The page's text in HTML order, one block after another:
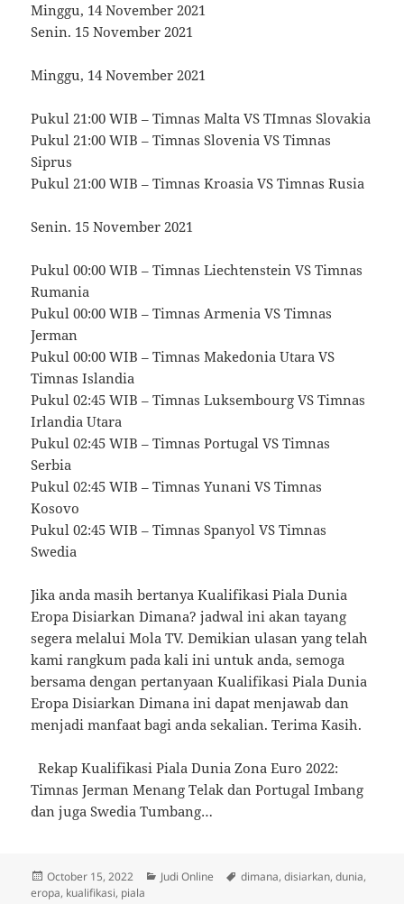
Minggu, 14 November 2021
Senin. 15 November 2021
Minggu, 14 November 2021
Pukul 21:00 WIB – Timnas Malta VS TImnas Slovakia
Pukul 21:00 WIB – Timnas Slovenia VS Timnas
Siprus
Pukul 21:00 WIB – Timnas Kroasia VS Timnas Rusia
Senin. 15 November 2021
Pukul 00:00 WIB – Timnas Liechtenstein VS Timnas
Rumania
Pukul 00:00 WIB – Timnas Armenia VS Timnas
Jerman
Pukul 00:00 WIB – Timnas Makedonia Utara VS
Timnas Islandia
Pukul 02:45 WIB – Timnas Luksembourg VS Timnas
Irlandia Utara
Pukul 02:45 WIB – Timnas Portugal VS Timnas
Serbia
Pukul 02:45 WIB – Timnas Yunani VS Timnas
Kosovo
Pukul 02:45 WIB – Timnas Spanyol VS Timnas
Swedia
Jika anda masih bertanya Kualifikasi Piala Dunia
Eropa Disiarkan Dimana? jadwal ini akan tayang
segera melalui Mola TV. Demikian ulasan yang telah
kami rangkum pada kali ini untuk anda, semoga
bersama dengan pertanyaan Kualifikasi Piala Dunia
Eropa Disiarkan Dimana ini dapat menjawab dan
menjadi manfaat bagi anda sekalian. Terima Kasih.
Rekap Kualifikasi Piala Dunia Zona Euro 2022:
Timnas Jerman Menang Telak dan Portugal Imbang
dan juga Swedia Tumbang…
Posted
on
October 15, 2022 Categories
Judi Online Tags
dimana,disiarkan,dunia,
eropa, kualifikasi, piala